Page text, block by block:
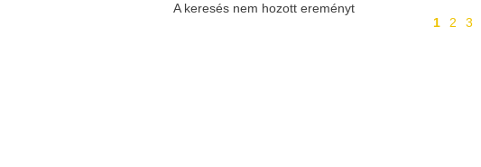
A keresés nem hozott ereményt
1
2 3